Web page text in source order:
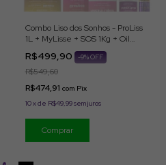
Combo Liso dos Sonhos - ProLiss
1L + MyLisse + SOS 1Kg + Oil
Repair 60ml MyPhios
R$499,90 -9% OFF
R$549,60
R$474,91 com Pix
10xde R$49,99sem juros